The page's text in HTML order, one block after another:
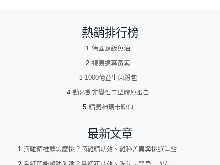
熱銷排行榜
德國頂級魚油
視易適葉黃素
1000億益生菌粉包
動易動非變性二型膠原蛋白
精氣神瑪卡粉包
最新文章
滴雞精推薦怎麼挑？滴雞精功效、雞種差異與挑選重點